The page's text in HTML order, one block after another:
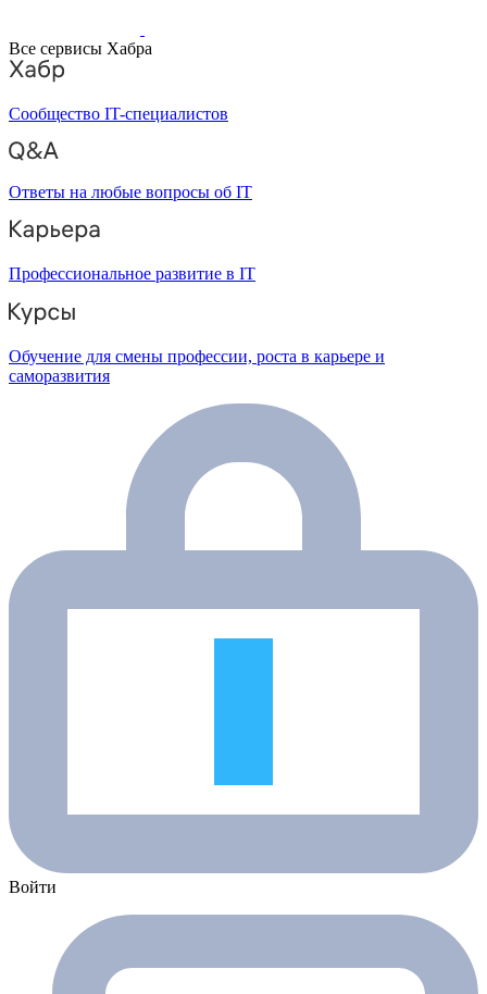
Все сервисы Хабра
Сообщество IT-специалистов
Ответы на любые вопросы об IT
Профессиональное развитие в IT
Обучение для смены профессии, роста в карьере и
саморазвития
Войти